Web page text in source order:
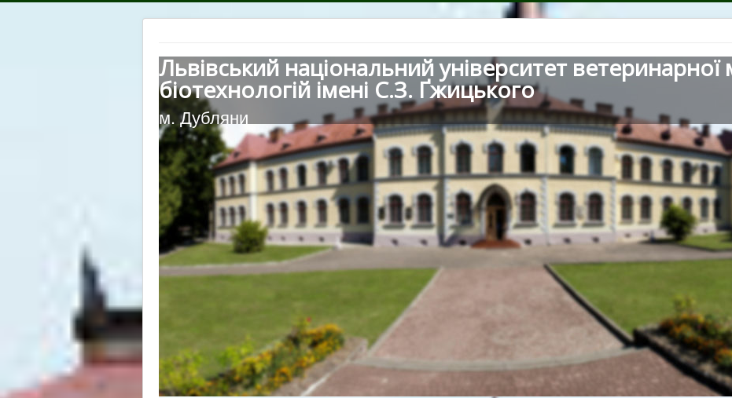
Львівський національний університет
біотехнологій імені С.З. Ґжицького
м. Дубляни